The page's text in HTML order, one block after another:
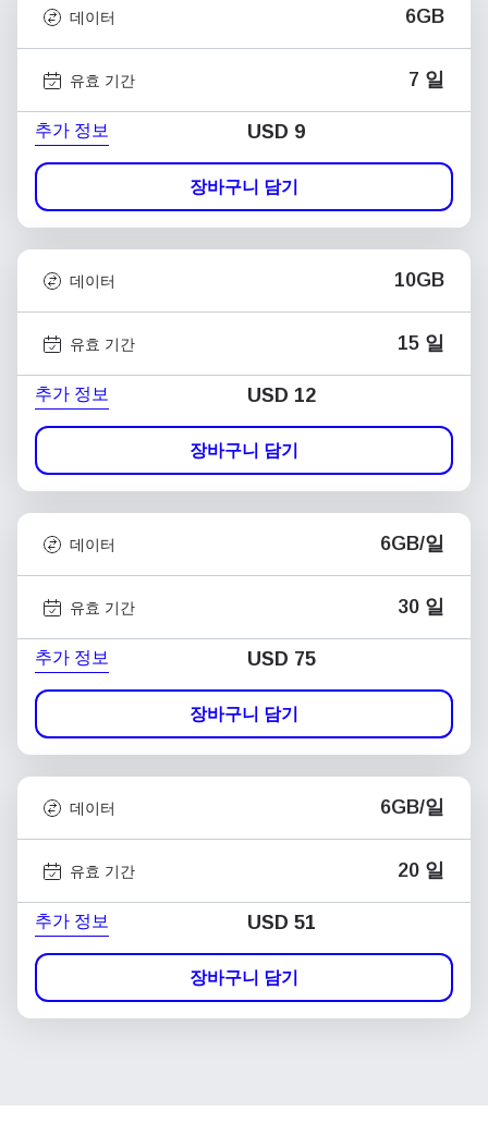
데이터 6GB
유효 기간 7 일
추가 정보 USD 9
장바구니 담기
데이터 10GB
유효 기간 15 일
추가 정보 USD 12
장바구니 담기
데이터 6GB/일
유효 기간 30 일
추가 정보 USD 75
장바구니 담기
데이터 6GB/일
유효 기간 20 일
추가 정보 USD 51
장바구니 담기